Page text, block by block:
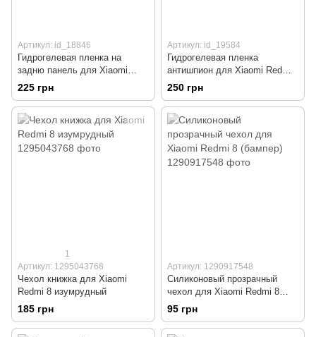
Артикул: id_18846
Гидрогелевая пленка на
задню панель для Xiaomi
Redmi 8
самовосстанавливающаяся
защитная протиударная
Mietubl Auto-Repair
225 грн
Артикул: id_19584
Гидрогелевая пленка
антишпион для Xiaomi Redmi
8 защитная противоударная
Mietubl Anti-Spy
250 грн
1
Артикул: 1295043768
Чехол книжка для Xiaomi
Redmi 8 изумрудный
185 грн
Артикул: 1290917548
Силиконовый прозрачный
чехол для Xiaomi Redmi 8
(бампер)
95 грн